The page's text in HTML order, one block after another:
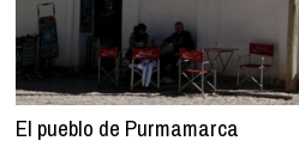
El pueblo de Purmamarca